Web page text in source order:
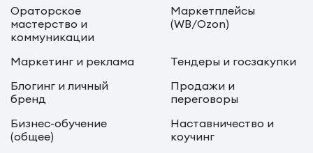
Ораторское
мастерство и
коммуникации
Маркетплейсы
(WB/Ozon)
Маркетинг и реклама
Тендеры и госзакупки
Блогинг и личный
бренд
Продажи и
переговоры
Бизнес-обучение
(общее)
Наставничество и
коучинг